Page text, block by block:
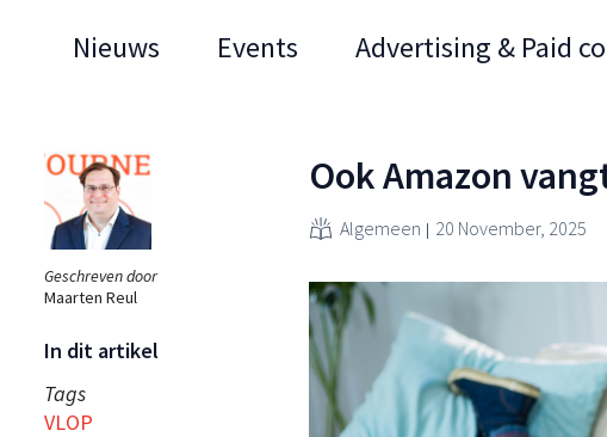
Nieuws Events Advertising & Paid
Geschreven door
Maarten Reul
In dit artikel
Tags
VLOP
Ook Amazon
Algemeen 20 November, 2025